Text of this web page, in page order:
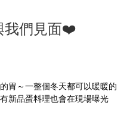
我們見面❤️
胃～一整個冬天都可以暖暖的
新品蛋料理也會在現場曝光